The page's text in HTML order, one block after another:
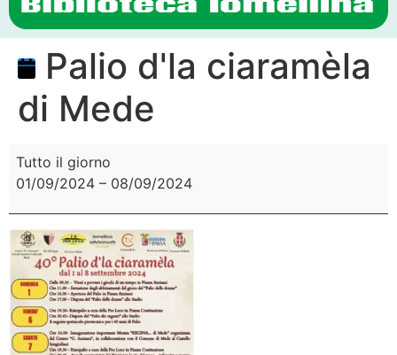
Palio d'la ciaramèla
di Mede
Tutto il giorno
01/09/2024 – 08/09/2024